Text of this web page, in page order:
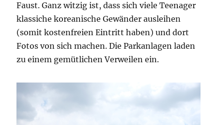
Faust. Ganz witzig ist, dass sich viele Teenager
klassiche koreanische Gewänder ausleihen
(somit kostenfreien Eintritt haben) und dort
Fotos von sich machen. Die Parkanlagen laden
zu einem gemütlichen Verweilen ein.